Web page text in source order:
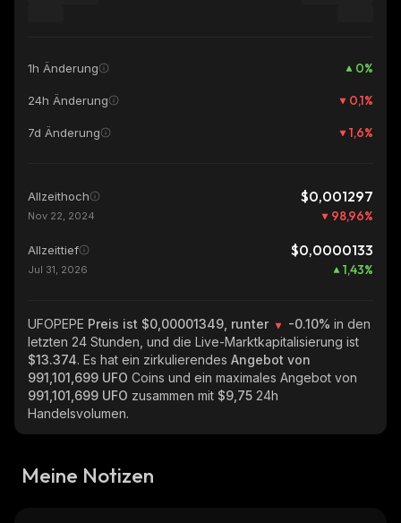
1h Änderung 0%
24h Änderung 0,1%
7d Änderung 1,6%
Allzeithoch $0,001297
Nov 22, 2024 98,96%
Allzeittief $0,0000133
Jul 31, 2026 1,43%
UFOPEPE Preis ist $0,00001349, runter -0.10% in den
letzten 24 Stunden, und die Live-Marktkapitalisierung ist
$13.374. Es hat ein zirkulierendes Angebot von
991,101,699 UFO Coins und ein maximales Angebot von
991,101,699 UFO zusammen mit $9,75 24h
Handelsvolumen.
Meine Notizen